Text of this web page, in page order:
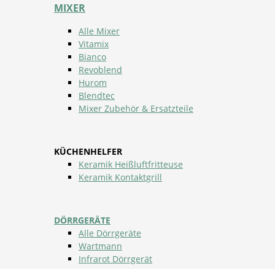
MIXER
Alle Mixer
Vitamix
Bianco
Revoblend
Hurom
Blendtec
Mixer Zubehör & Ersatzteile
KÜCHENHELFER
Keramik Heißluftfritteuse
Keramik Kontaktgrill
DÖRRGERÄTE
Alle Dörrgeräte
Wartmann
Infrarot Dörrgerät